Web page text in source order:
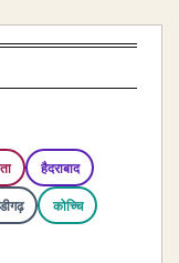
हैदराबाद
कोच्चि